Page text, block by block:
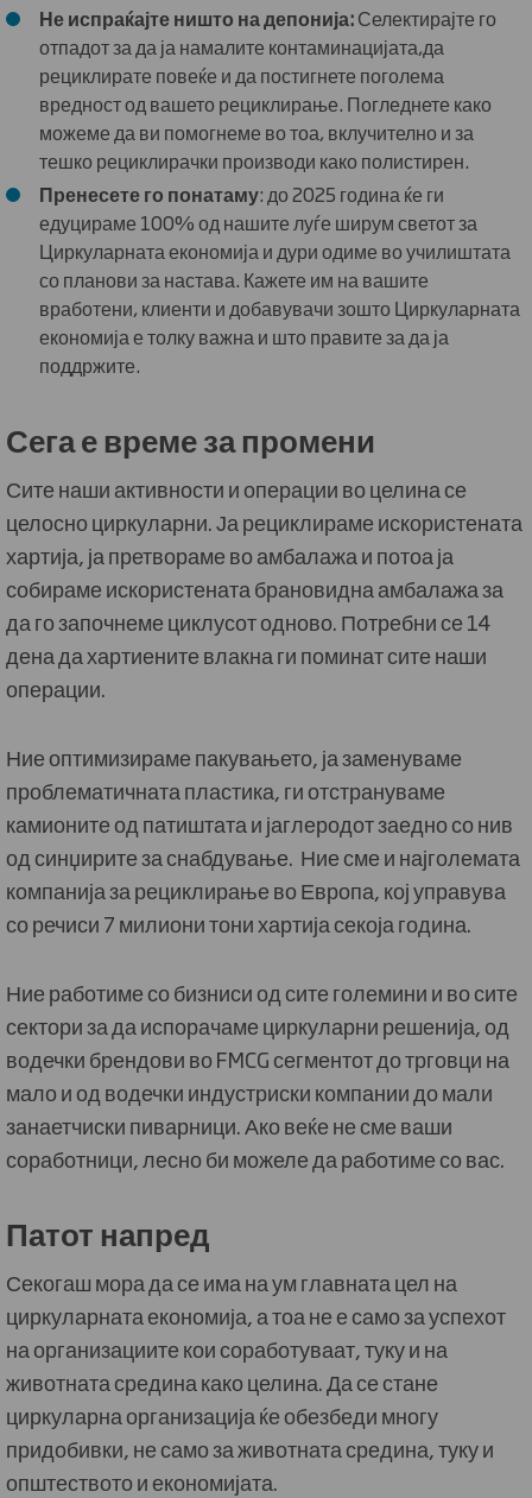
Не испраќајте ништо на депонија:Селектирајте го
отпадот за да ја намалите контаминацијата,да
рециклирате повеќе и да постигнете поголема
вредност од вашето рециклирање. Погледнете како
можеме да ви помогнеме во тоа, вклучително и за
тешко рециклирачки производи како полистирен.
Пренесете го понатаму: до 2025 година ќе ги
едуцираме 100% од нашите луѓе ширум светот за
Циркуларната економија и дури одиме во училиштата
со планови за настава. Кажете им на вашите
вработени, клиенти и добавувачи зошто Циркуларната
економија е толку важна и што правите за да ја
поддржите.
Сега е време за промени
Сите наши активности и операции во целина се
целосно циркуларни. Ја рециклираме искористената
хартија, ја претвораме во амбалажа и потоа ја
собираме искористената брановидна амбалажа за
да го започнеме циклусот одново. Потребни се 14
дена да хартиените влакна ги поминат сите наши
операции.
Ние оптимизираме пакувањето, ја заменуваме
проблематичната пластика, ги отстрануваме
камионите од патиштата и јаглеродот заедно со нив
од синџирите за снабдување. Ние сме и најголемата
компанија за рециклирање во Европа, кој управува
со речиси 7 милиони тони хартија секоја година.
Ние работиме со бизниси од сите големини и во сите
сектори за да испорачаме циркуларни решенија, од
водечки брендови во FMCG сегментот до трговци на
мало и од водечки индустриски компании до мали
занаетчиски пиварници. Ако веќе не сме ваши
соработници, лесно би можеле да работиме со вас.
Патот напред
Секогаш мора да се има на ум главната цел на
циркуларната економија, а тоа не е само за успехот
на организациите кои соработуваат, туку и на
животната средина како целина. Да се стане
циркуларна организација ќе обезбеди многу
придобивки, не само за животната средина, туку и
општеството и економијата.